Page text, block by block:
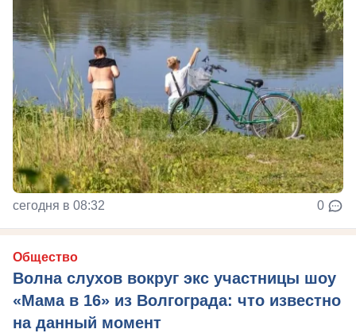
сегодня в 08:32 0
Общество
Волна слухов вокруг экс участницы шоу
«Мама в 16» из Волгограда: что известно
на данный момент